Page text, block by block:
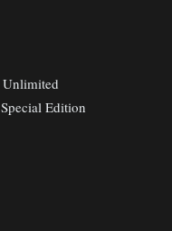
Unlimited
Edition